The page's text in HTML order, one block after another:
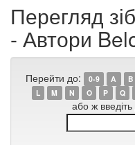
Перегляд
- Автори
Перейти до: 0-9 A B
L
M N O P Q
або ж